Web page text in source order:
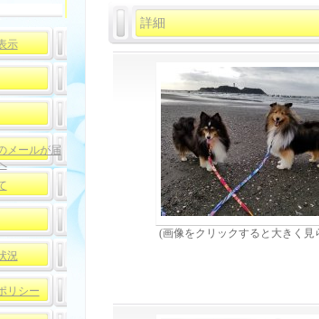
示
メールが届
況
リシー
詳細
(画像をクリックすると大きく見